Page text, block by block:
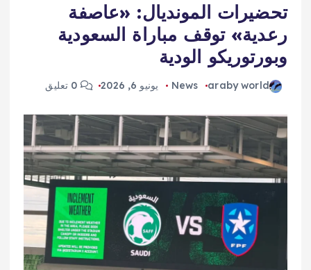
تحضيرات المونديال: «عاصفة
رعدية» توقف مباراة السعودية
وبورتوريكو الودية
araby world
News يونيو 6, 2026